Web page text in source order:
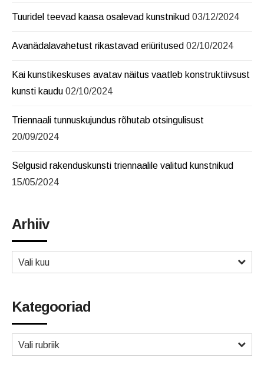
Tuuridel teevad kaasa osalevad kunstnikud 03/12/2024
Avanädalavahetust rikastavad eriüritused 02/10/2024
Kai kunstikeskuses avatav näitus vaatleb konstruktiivsust
kunsti kaudu 02/10/2024
Triennaali tunnuskujundus rõhutab otsingulisust
20/09/2024
Selgusid rakenduskunsti triennaalile valitud kunstnikud
15/05/2024
Arhiiv
Vali kuu
Kategooriad
Vali rubriik